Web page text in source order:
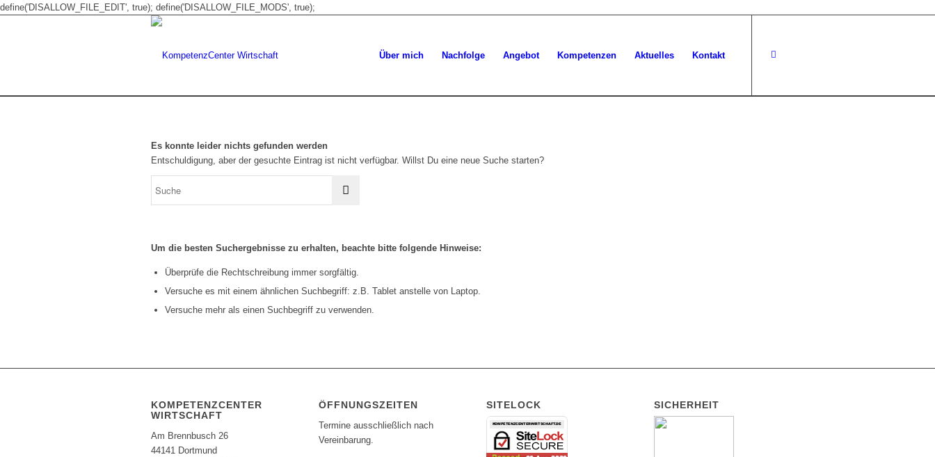
define('DISALLOW_FILE_EDIT', true); define('DISALLOW_FILE_MODS', true);
Über mich Nachfolge Angebot Kompetenzen Aktuelles Kontakt
Es konnte leider nichts gefunden werden
Entschuldigung, aber der gesuchte Eintrag ist nicht verfügbar. Willst Du eine neue Suche starten?
Um die besten Suchergebnisse zu erhalten, beachte bitte folgende Hinweise:
Überprüfe die Rechtschreibung immer sorgfältig.
Versuche es mit einem ähnlichen Suchbegriff: z.B. Tablet anstelle von Laptop.
Versuche mehr als einen Suchbegriff zu verwenden.
KOMPETENZCENTER
WIRTSCHAFT
Am Brennbusch 26
44141 Dortmund
ÖFFNUNGSZEITEN
Termine ausschließlich nach
Vereinbarung.
SITELOCK SICHERHEIT